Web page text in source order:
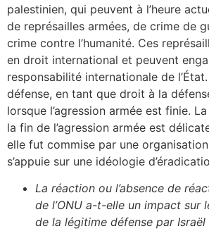
palestinien, qui peuvent à l’heure
de représailles armées, de crime de
crime contre l’humanité. Ces
en droit international et peuvent
responsabilité internationale de
défense, en tant que droit à la
lorsque l’agression armée est finie.
la fin de l’agression armée est
elle fut commise par une
s’appuie sur une idéologie
La réaction ou l’absence de
de l’ONU a-t-elle un impact sur
de la légitime défense par Israël